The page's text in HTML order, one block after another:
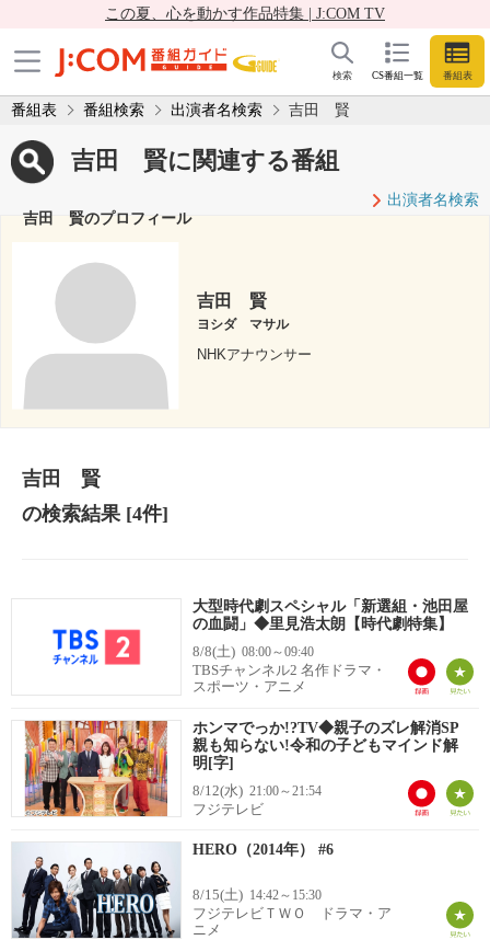
この夏、心を動かす作品特集 | J:COM TV
CS番組一覧 番組表
検索
番組表 番組検索 出演者名検索 吉田 賢
吉田 賢に関連する番組
出演者名検索
吉田 賢のプロフィール
吉田 賢
ヨシダ マサル
NHKアナウンサー
吉田 賢
の検索結果[4件]
大型時代劇スペシャル「新選組・池田屋
の血闘」◆里見浩太朗【時代劇特集】
8/8(土) 08:00～09:40
TBSチャンネル2 名作ドラマ・
スポーツ・アニメ
ホンマでっか!?TV◆親子のズレ解消SP
親も知らない!令和の子どもマインド解
明[字]
8/12(水) 21:00～21:54
フジテレビ
HERO（2014年） #6
8/15(土) 14:42～15:30
フジテレビＴＷＯ ドラマ・ア
ニメ